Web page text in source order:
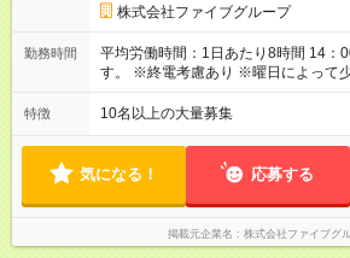
シフトは22:00～翌5:00の深夜帯に入
す。 一般的な飲食業では、この深夜
して基本給に含まれることがしばし
「別途」深夜手当を支給！ ただキツ
てしっかり還元することを大事にしています！ 【
用期間あり 試用期間の長さ：3ヶ月
と同じです。
株式会社ファイブグループ
勤務時間
平均労働時間：1日あたり8時間 14：
す。 ※終電考慮あり ※曜日によって少々時
働時間制 ■実労働時間：8時間程度 ■
間 休憩時間は勤務時間による ■月平
14：00～翌5：00の間の勤務です。
って少々時間の変動有 ■変形労働時間制 ■実労働時間：8時間程
度 ■休憩時間：1時間程度～2時間 休
月平均所定労働時間：173時間 ■平均
特徴 10名以上の大量募集
気になる！ 応募する
掲載元企業名 株式会社ファイブグ